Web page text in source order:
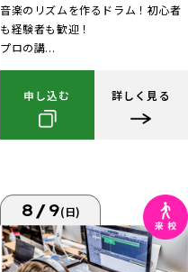
音楽のリズムを作るドラム！初心者
も経験者も歓迎！
プロの講...
申し込む 詳しく見る
8/9(日)